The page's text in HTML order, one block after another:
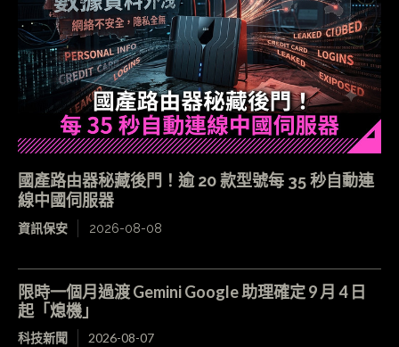
國產路由器秘藏後門！逾 20 款型號每 35 秒自動連
線中國伺服器
資訊保安 2026-08-08
限時一個月過渡 Gemini Google 助理確定 9 月 4 日
起「熄機」
科技新聞 2026-08-07